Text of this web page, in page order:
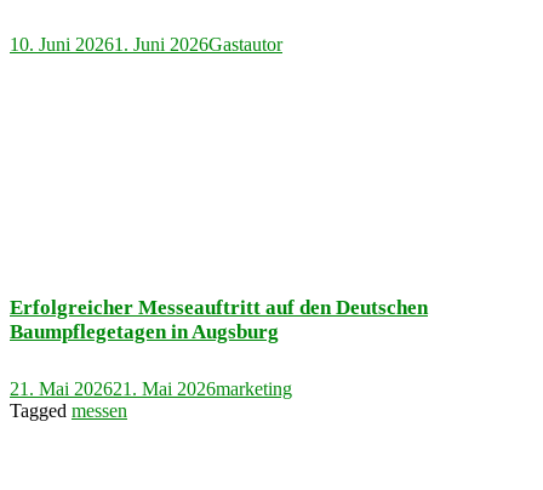
10. Juni 20261. Juni 2026Gastautor
Erfolgreicher Messeauftritt auf den Deutschen
Baumpflegetagen in Augsburg
21. Mai 202621. Mai 2026marketing
Tagged messen